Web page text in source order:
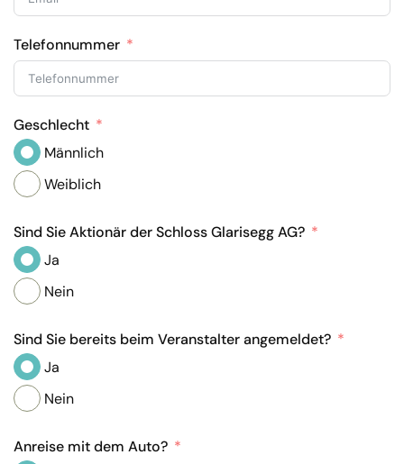
Telefonnummer
Geschlecht
Männlich
Weiblich
Sind Sie Aktionär der Schloss Glarisegg AG?
Ja
Nein
Sind Sie bereits beim Veranstalter angemeldet?
Ja
Nein
Anreise mit dem Auto?